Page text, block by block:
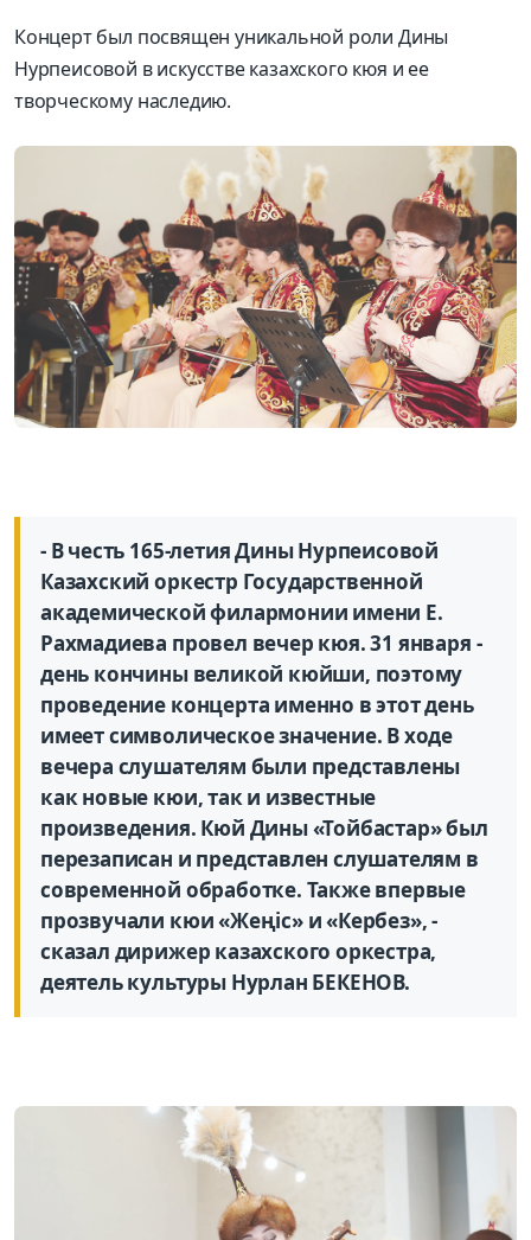
Концерт был посвящен уникальной роли Дины
Нурпеисовой в искусстве казахского кюя и ее
творческому наследию.
- В честь 165-летия Дины Нурпеисовой
Казахский оркестр Государственной
академической филармонии имени Е.
Рахмадиева провел вечер кюя. 31 января -
день кончины великой кюйши, поэтому
проведение концерта именно в этот день
имеет символическое значение. В ходе
вечера слушателям были представлены
как новые кюи, так и известные
произведения. Кюй Дины «Тойбастар» был
перезаписан и представлен слушателям в
современной обработке. Также впервые
прозвучали кюи «Жеңіс» и «Кербез», -
сказал дирижер казахского оркестра,
деятель культуры Нурлан БЕКЕНОВ.